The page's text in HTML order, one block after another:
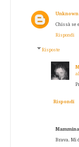
Unknown
Chissà se
Rispondi
Risposte
Rispondi
Brava. Mi